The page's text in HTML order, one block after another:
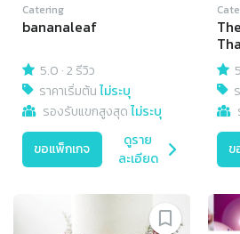
Catering
bananaleaf
5.0 ·2 รีวิว
ราคาเริ่มต้นไม่ระบุ
รองรับแขกสูงสุดไม่ระบุ
ขอแพ็กเกจ
ดูราย
ละเอียด
ข